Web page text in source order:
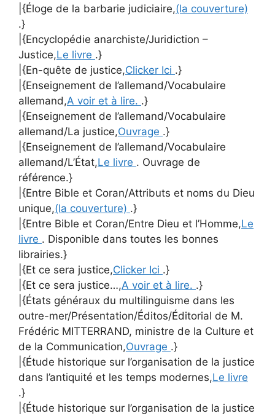
|{Éloge de la barbarie judiciaire,(la couverture)
.}
|{Encyclopédie anarchiste/Juridiction –
Justice,Le livre .}
|{En-quête de justice,Clicker Ici .}
|{Enseignement de l’allemand/Vocabulaire
allemand,A voir et à lire. .}
|{Enseignement de l’allemand/Vocabulaire
allemand/La justice,Ouvrage .}
|{Enseignement de l’allemand/Vocabulaire
allemand/L’État,Le livre . Ouvrage de
référence.}
|{Entre Bible et Coran/Attributs et noms du Dieu
unique,(la couverture) .}
|{Entre Bible et Coran/Entre Dieu et l’Homme,Le
livre . Disponible dans toutes les bonnes
librairies.}
|{Et ce sera justice,Clicker Ici .}
|{Et ce sera justice…,A voir et à lire. .}
|{États généraux du multilinguisme dans les
outre-mer/Présentation/Éditos/Éditorial de M.
Frédéric MITTERRAND, ministre de la Culture et
de la Communication,Ouvrage .}
|{Étude historique sur l’organisation de la justice
dans l’antiquité et les temps modernes,Le livre
.}
|{Étude historique sur l’organisation de la justice